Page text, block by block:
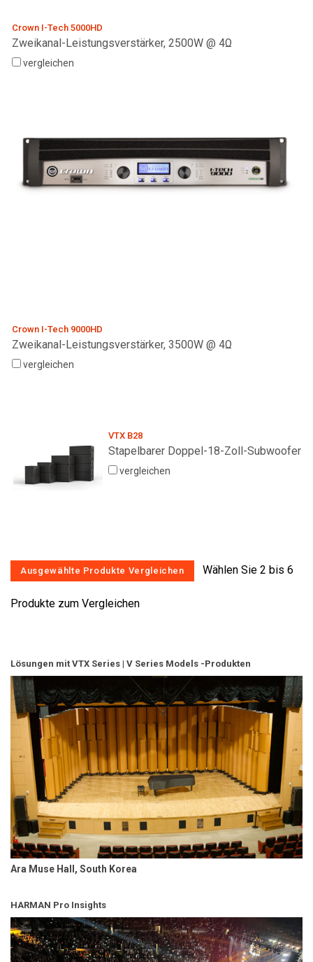
Crown I-Tech 5000HD
Zweikanal-Leistungsverstärker, 2500W @ 4Ω
vergleichen
Crown I-Tech 9000HD
Zweikanal-Leistungsverstärker, 3500W @ 4Ω
vergleichen
VTX B28
Stapelbarer Doppel-18-Zoll-Subwoofer
vergleichen
Wählen Sie 2 bis 6
Produkte zum Vergleichen
Lösungen mit VTX Series | V Series Models -Produkten
Ara Muse Hall, South Korea
HARMAN Pro Insights